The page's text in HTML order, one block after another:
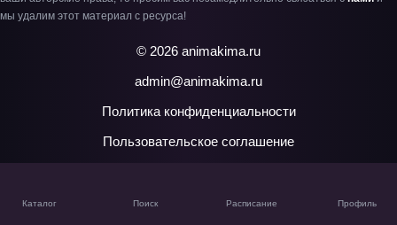
Каталог Поиск Расписание Профиль
мы удалим этот материал с ресурса!
© 2026 animakima.ru
admin@animakima.ru
Политика конфиденциальности
Пользовательское соглашение